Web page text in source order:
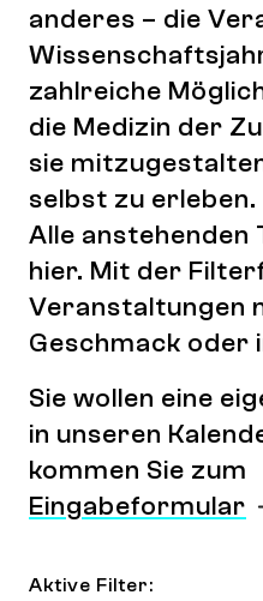
anderes – die
zahlreiche
die Medizin der
sie
selbst zu erleben.
Alle anstehenden
hier. Mit der
Veranstaltungen
Geschmack oder
Sie wollen eine
in unseren
kommen Sie zum
Eingabeformular
Aktive Filter: